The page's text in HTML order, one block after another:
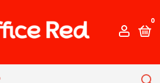
0